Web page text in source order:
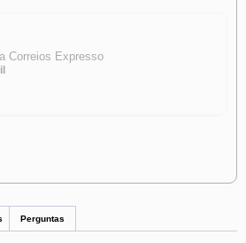
Correios Expresso
Perguntas